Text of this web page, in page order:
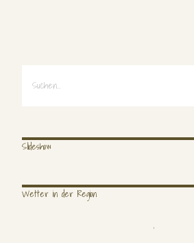
Suche
Slideshow
Wetter in der Region
,